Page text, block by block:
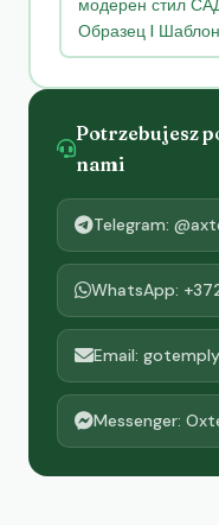
модерен стил
Образец I Шаблон
Potrzebujesz
nami
Telegram:
WhatsApp:
Email:
Messenger: